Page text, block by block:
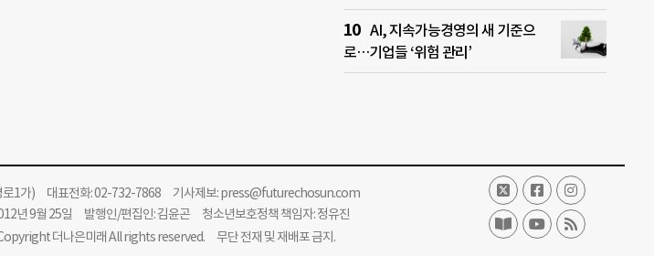
AI, 지속가능경영의 새 기준으
로…기업들 ‘위험 관리’
로1가) 대표전화: 02-732-7868 기사제보:press@futurechosun.com
년 9월 25일 발행인/편집인: 김윤곤 청소년보호정책 책임자: 정유진
더나은미래 All rights reserved. 무단 전재 및 재배포 금지.